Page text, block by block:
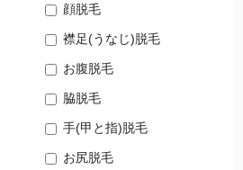
顔脱毛
襟足(うなじ)脱毛
お腹脱毛
脇脱毛
手(甲と指)脱毛
お尻脱毛